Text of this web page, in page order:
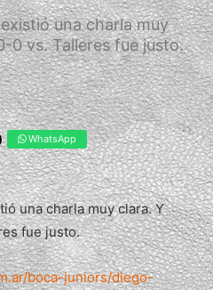
una charla muy
0 vs. Talleres fue justo.
WhatsApp
una charla muy clara. Y
fue justo.
boca-juniors/diego-